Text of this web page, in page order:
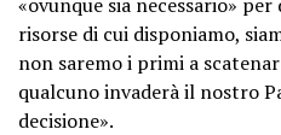
risorse di cui disponiamo,
non saremo i primi a
qualcuno invaderà il nostro
decisione».